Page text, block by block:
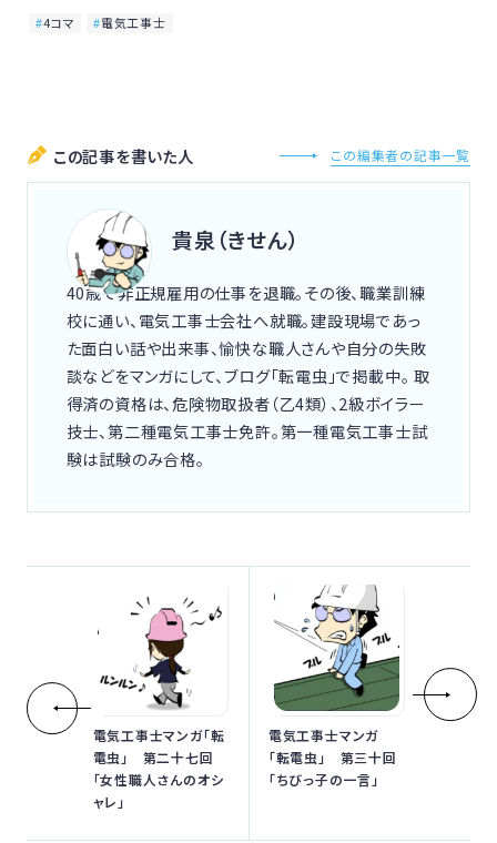
4コマ 電気工事士
この記事を書いた人 この編集者の記事一覧
貴泉（きせん）
40歳で非正規雇用の仕事を退職。その後、職業訓練
校に通い、電気工事士会社へ就職。建設現場であっ
た面白い話や出来事、愉快な職人さんや自分の失敗
談などをマンガにして、ブログ「転電虫」で掲載中。 取
得済の資格は、危険物取扱者（乙4類）、2級ボイラー
技士、第二種電気工事士免許。第一種電気工事士試
験は試験のみ合格。
電気工事士マンガ「転
電虫」 第二十七回
「女性職人さんのオシ
ャレ」
電気工事士マンガ
「転電虫」 第三十回
「ちびっ子の一言」